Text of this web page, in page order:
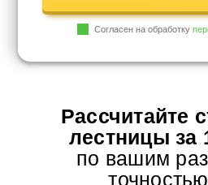
Согласен на обработку
Рассчитайте
лестницы за
по вашим